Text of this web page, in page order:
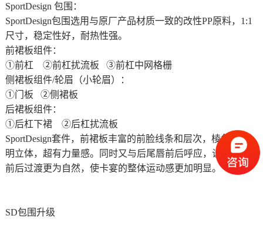
SportDesign 包围：
SportDesign包围选用与原厂产品材质一致的改性PP原料，1:1
尺寸，稳定性好，耐热性强。
前裙板组件：
①前杠 ②前杠扰流板 ③前杠中网格栅
侧裙板组件/轮眉（小轮眉）：
①门板 ②侧裙板
后裙板组件：
①后杠下裙 ②后杠扰流板
SportDesign套件，前裙板丰富的前脸线条和层次，棱角更分
明立体，超有力量感。同时又与后尾唇前后呼应，让侧裙的
前后过渡更为自然，使卡宴的整体运动感更加明显。
SD包围升级